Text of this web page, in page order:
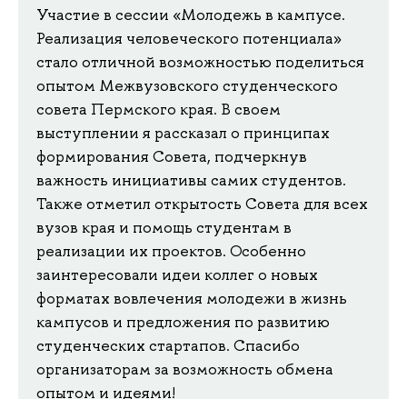
Участие в сессии «Молодежь в кампусе.
Реализация человеческого потенциала»
стало отличной возможностью поделиться
опытом Межвузовского студенческого
совета Пермского края. В своем
выступлении я рассказал о принципах
формирования Совета, подчеркнув
важность инициативы самих студентов.
Также отметил открытость Совета для всех
вузов края и помощь студентам в
реализации их проектов. Особенно
заинтересовали идеи коллег о новых
форматах вовлечения молодежи в жизнь
кампусов и предложения по развитию
студенческих стартапов. Спасибо
организаторам за возможность обмена
опытом и идеями!